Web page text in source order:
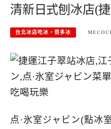
清新日式刨冰店(
台北冰店吃冰，很多冰
点·氷室ジャビン(點冰